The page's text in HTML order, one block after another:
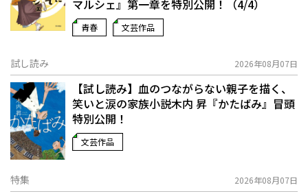
マルシェ』第一章を特別公開！（4/4）
青春 文芸作品
試し読み 2026年08月07日
【試し読み】血のつながらない親子を描く、
笑いと涙の家族小説――木内 昇『かたばみ』冒頭
特別公開！
文芸作品
特集 2026年08月07日